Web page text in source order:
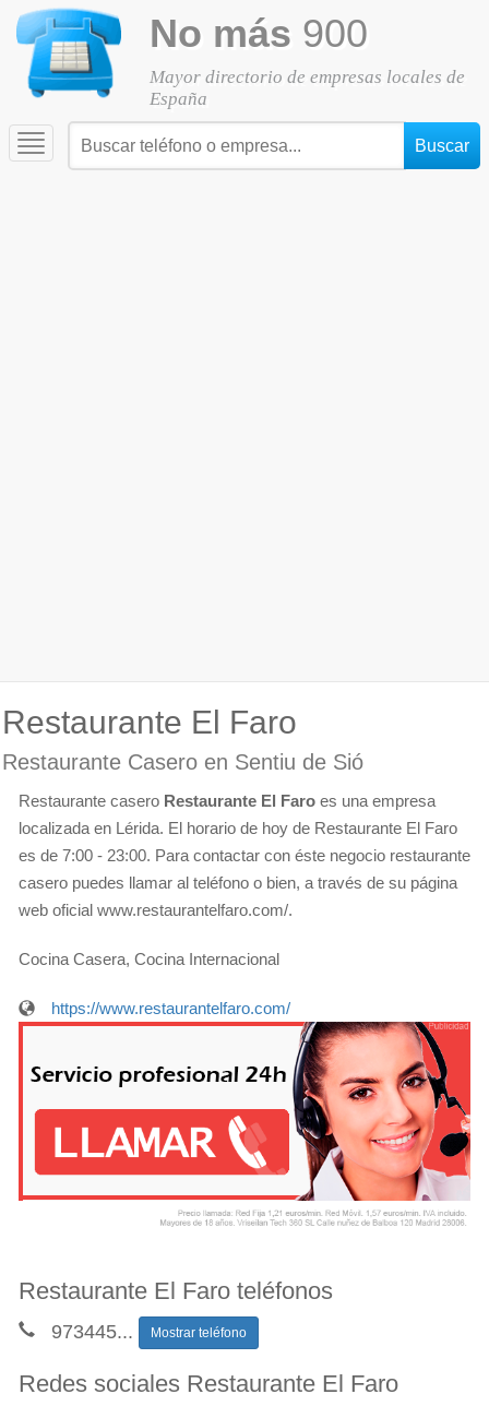
No más 900
Mayor directorio de empresas locales de
España
Toggle
navigation
Restaurante El Faro
Restaurante Casero en Sentiu de Sió
Restaurante casero Restaurante El Faro es una empresa
localizada en Lérida. El horario de hoy de Restaurante El Faro
es de 7:00 - 23:00. Para contactar con éste negocio restaurante
casero puedes llamar al teléfono o bien, a través de su página
web oficial www.restaurantelfaro.com/.
Cocina Casera, Cocina Internacional
https://www.restaurantelfaro.com/
Restaurante El Faro teléfonos
973445... Mostrar teléfono
Redes sociales Restaurante El Faro